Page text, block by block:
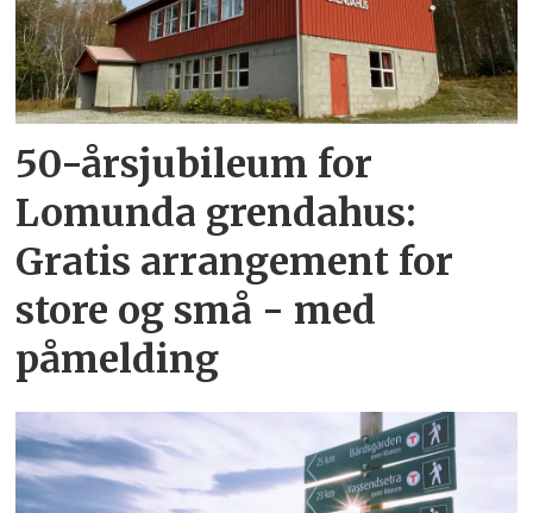
50-årsjubileum for
Lomunda grendahus:
Gratis arrangement for
store og små - med
påmelding